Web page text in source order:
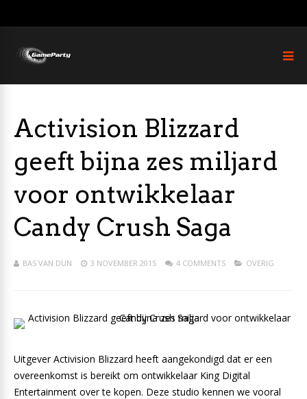
Activision Blizzard
geeft bijna zes miljard
voor ontwikkelaar
Candy Crush Saga
BAS VAN DUN 3 NOVEMBER 2015 4 COMMENTS OVERIG
Uitgever Activision Blizzard heeft aangekondigd dat er een
overeenkomst is bereikt om ontwikkelaar King Digital
Entertainment over te kopen. Deze studio kennen we vooral